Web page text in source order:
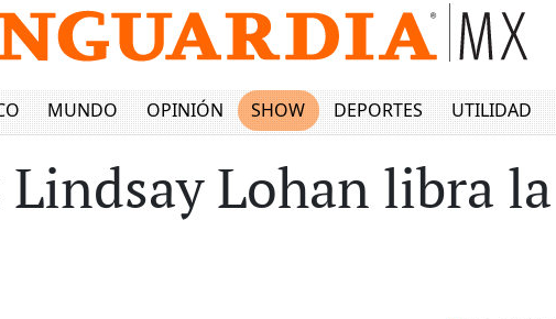
MUNDO OPINIÓN SHOW DEPORTES UTILIDAD
Lohan libra